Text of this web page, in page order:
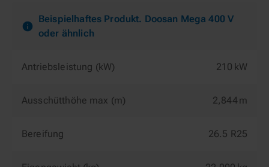
Beispielhaftes Produkt. Doosan Mega 400 V
oder ähnlich
Antriebsleistung (kW) 210 kW
Ausschütthöhe max (m) 2,844 m
Bereifung 26.5 R25